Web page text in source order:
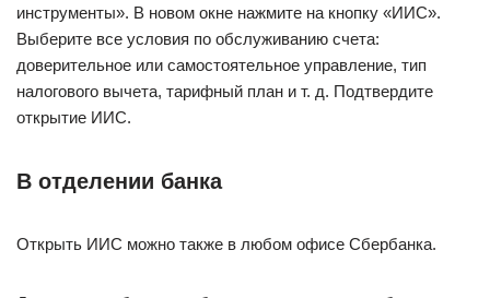
инструменты». В новом окне нажмите на кнопку «ИИС».
Выберите все условия по обслуживанию счета:
доверительное или самостоятельное управление, тип
налогового вычета, тарифный план и т. д. Подтвердите
открытие ИИС.
В отделении банка
Открыть ИИС можно также в любом офисе Сбербанка.